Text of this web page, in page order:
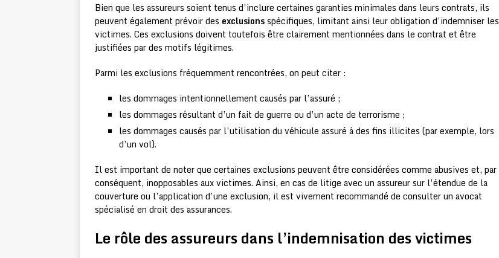
Bien que les assureurs soient tenus d’inclure certaines garanties minimales dans leurs contrats, ils
peuvent également prévoir des exclusionsspécifiques, limitant ainsi leur obligation d’indemniser les
victimes. Ces exclusions doivent toutefois être clairement mentionnées dans le contrat et être
justifiées par des motifs légitimes.
Parmi les exclusions fréquemment rencontrées, on peut citer :
les dommages intentionnellement causés par l’assuré ;
les dommages résultant d’un fait de guerre ou d’un acte de terrorisme ;
les dommages causés par l’utilisation du véhicule assuré à des fins illicites (par exemple, lors
d’un vol).
Il est important de noter que certaines exclusions peuvent être considérées comme abusives et, par
conséquent, inopposables aux victimes. Ainsi, en cas de litige avec un assureur sur l’étendue de la
couverture ou l’application d’une exclusion, il est vivement recommandé de consulter un avocat
spécialisé en droit des assurances.
Le rôle des assureurs dans l’indemnisation des victimes